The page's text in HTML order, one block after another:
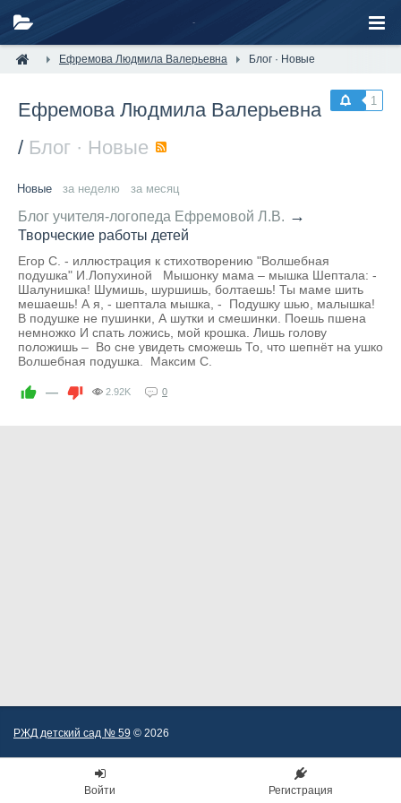
Ефремова Людмила Валерьевна Блог · Новые
1
Ефремова Людмила Валерьевна
/ Блог · Новые
Новые за неделю за месяц
Блог учителя-логопеда Ефремовой Л.В. →
Творческие работы детей
Егор С. - иллюстрация к стихотворению "Волшебная
подушка" И.Лопухиной Мышонку мама – мышка Шептала: -
Шалунишка! Шумишь, шуршишь, болтаешь! Ты маме шить
мешаешь! А я, - шептала мышка, - Подушку шью, малышка!
В подушке не пушинки, А шутки и смешинки. Поешь пшена
немножко И спать ложись, мой крошка. Лишь голову
положишь – Во сне увидеть сможешь То, что шепнёт на ушко
Волшебная подушка. Максим С.
— 2.92K 0
РЖД детский сад № 59 © 2026
Войти Регистрация